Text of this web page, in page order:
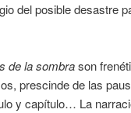
del posible desastre
de la sombrason
prescinde de las
y capítulo… La